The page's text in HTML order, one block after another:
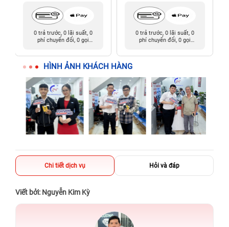
0 trả trước, 0 lãi suất, 0
phí chuyển đổi, 0 gọi
0 trả trước, 0 lãi suất, 0
phí chuyển đổi, 0 gọi
HÌNH ẢNH KHÁCH HÀNG
Chi tiết dịch vụ Hỏi và đáp
Viết bởi: Nguyễn Kim Kỳ